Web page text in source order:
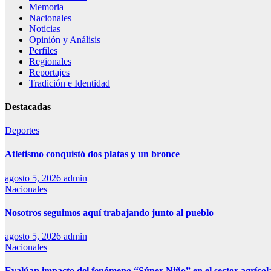
Memoria
Nacionales
Noticias
Opinión y Análisis
Perfiles
Regionales
Reportajes
Tradición e Identidad
Destacadas
Deportes
Atletismo conquistó dos platas y un bronce
agosto 5, 2026 admin
Nacionales
Nosotros seguimos aquí trabajando junto al pueblo
agosto 5, 2026 admin
Nacionales